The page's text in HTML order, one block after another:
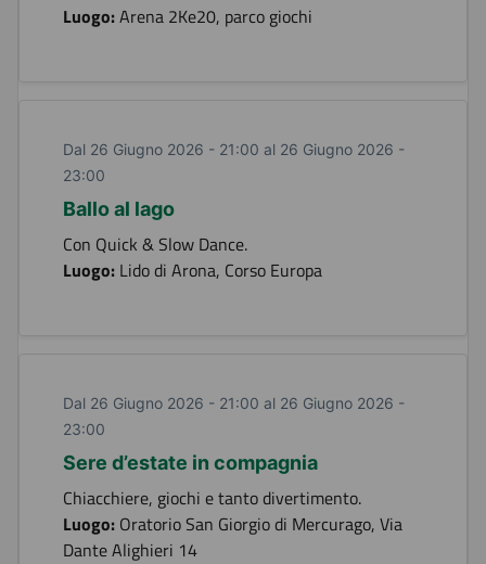
Luogo:Arena 2Ke20, parco giochi
Dal 26 Giugno 2026 - 21:00 al 26 Giugno 2026 -
23:00
Ballo al lago
Con Quick & Slow Dance.
Luogo: Lido di Arona, Corso Europa
Dal 26 Giugno 2026 - 21:00 al 26 Giugno 2026 -
23:00
Sere d’estate in compagnia
Chiacchiere, giochi e tanto divertimento.
Luogo: Oratorio San Giorgio di Mercurago, Via
Dante Alighieri 14